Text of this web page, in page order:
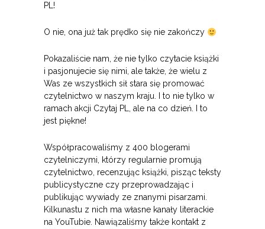
PL!
O nie, ona już tak prędko się nie zakończy
Pokazaliście nam, że nie tylko czytacie książki
i pasjonujecie się nimi, ale także, że wielu z
Was ze wszystkich sił stara się promować
czytelnictwo w naszym kraju. I to nie tylko w
ramach akcji Czytaj PL, ale na co dzień. I to
jest piękne!
Współpracowaliśmy z 400 blogerami
czytelniczymi, którzy regularnie promują
czytelnictwo, recenzując książki, pisząc teksty
publicystyczne czy przeprowadzając i
publikując wywiady ze znanymi pisarzami.
Kilkunastu z nich ma własne kanały literackie
na YouTubie. Nawiązaliśmy także kontakt z